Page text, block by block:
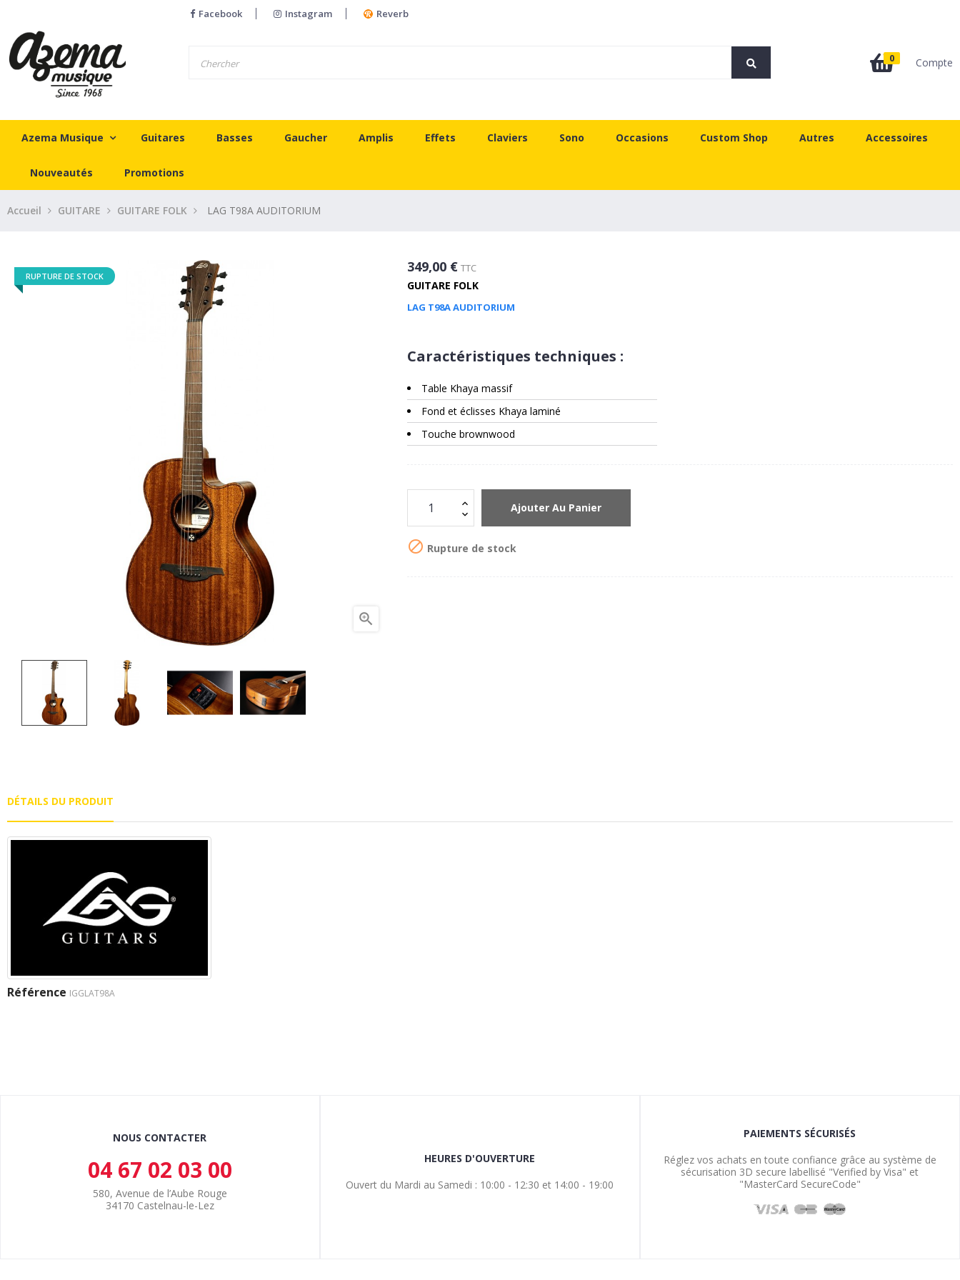
Facebook Instagram Reverb
0 Compte
Azema Musique Guitares Basses Gaucher Amplis Effets Claviers Sono Occasions Custom Shop Autres Accessoires
Nouveautés Promotions
Accueil GUITARE GUITARE FOLK LAG T98A AUDITORIUM
RUPTURE DE STOCK

349,00 € TTC
GUITARE FOLK
LAG T98A AUDITORIUM
Caractéristiques techniques :
Table Khaya massif
Fond et éclisses Khaya laminé
Touche brownwood
Ajouter Au Panier
 Rupture de stock
DÉTAILS DU PRODUIT
Référence IGGLAT98A
NOUS CONTACTER
04 67 02 03 00
580, Avenue de l’Aube Rouge
34170 Castelnau-le-Lez
HEURES D'OUVERTURE
Ouvert du Mardi au Samedi : 10:00 - 12:30 et 14:00 - 19:00
PAIEMENTS SÉCURISÉS
Réglez vos achats en toute confiance grâce au système de
sécurisation 3D secure labellisé "Verified by Visa" et
"MasterCard SecureCode"